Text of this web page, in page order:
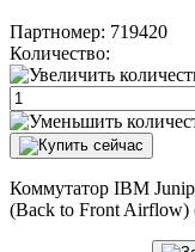
Партномер: 719420
Количество:
Коммутатор IBM
(Back to Front Airflow)